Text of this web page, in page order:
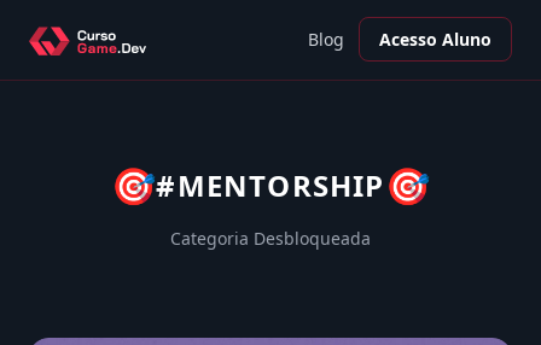
Blog Acesso Aluno
🎯#MENTORSHIP🎯
Categoria Desbloqueada